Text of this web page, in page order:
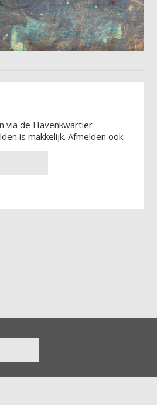
via de Havenkwartier
is makkelijk. Afmelden ook.